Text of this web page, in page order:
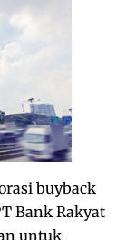
buyback
Bank Rakyat
untuk